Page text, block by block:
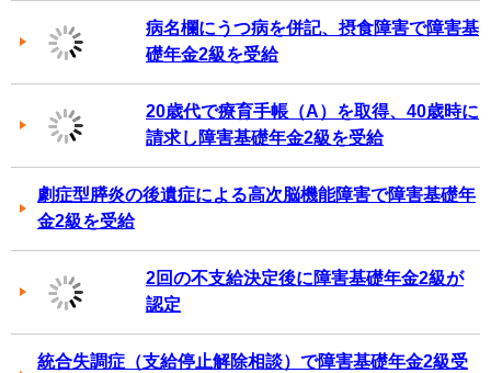
病名欄にうつ病を併記、摂食障害で障害基
礎年金2級を受給
20歳代で療育手帳（A）を取得、40歳時に
請求し障害基礎年金2級を受給
劇症型膵炎の後遺症による高次脳機能障害で障害基礎年
金2級を受給
2回の不支給決定後に障害基礎年金2級が
認定
統合失調症（支給停止解除相談）で障害基礎年金2級受